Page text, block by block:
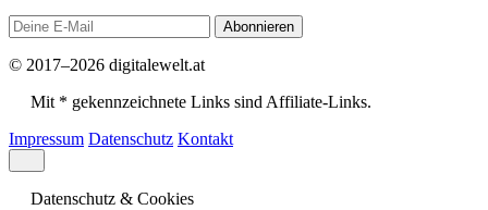
Abonnieren
© 2017–2026 digitalewelt.at
Mit * gekennzeichnete Links sind Affiliate-Links.
Impressum Datenschutz Kontakt
Datenschutz & Cookies